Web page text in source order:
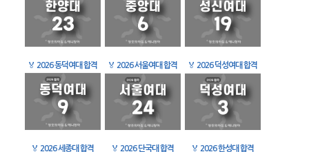
🏅 2026 동덕여대 합격 🏅 2026 서울여대 합격 🏅 2026 덕성여대 합격
🏅 2026 세종대 합격 🏅 2026 단국대 합격 🏅 2026 한성대 합격